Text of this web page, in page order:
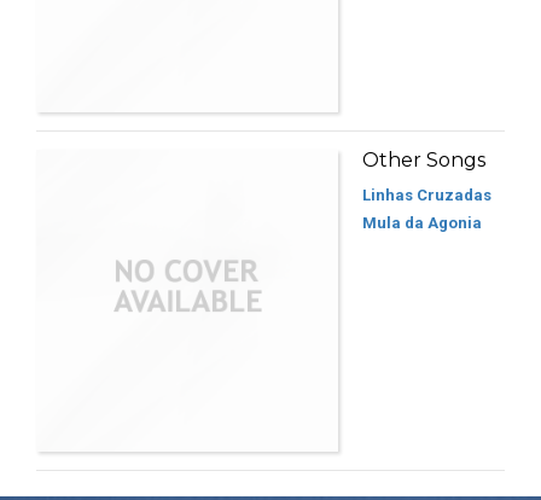
Other Songs
Linhas Cruzadas
Mula da Agonia